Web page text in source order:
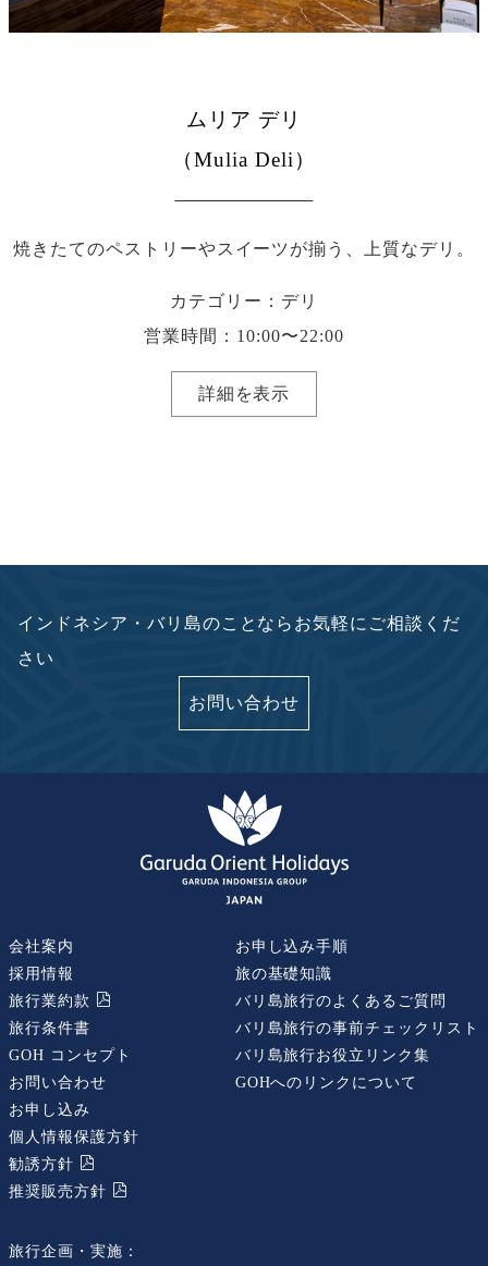
ムリア デリ
（Mulia Deli）
焼きたてのペストリーやスイーツが揃う、上質なデリ。
カテゴリー：デリ
営業時間：10:00〜22:00
詳細を表示
インドネシア・バリ島のことならお気軽にご相談くだ
さい
お問い合わせ
会社案内
採用情報
旅行業約款
旅行条件書
GOH コンセプト
お問い合わせ
お申し込み
個人情報保護方針
勧誘⽅針
推奨販売⽅針
お申し込み手順
旅の基礎知識
バリ島旅行のよくあるご質問
バリ島旅行の事前チェックリスト
バリ島旅行お役立リンク集
GOHへのリンクについて
旅行企画・実施：